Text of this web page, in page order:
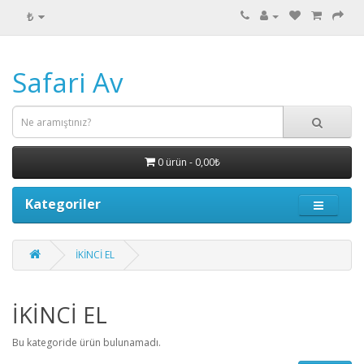
₺
Safari Av
0 ürün - 0,00₺
Kategoriler
İKİNCİ EL
İKİNCİ EL
Bu kategoride ürün bulunamadı.